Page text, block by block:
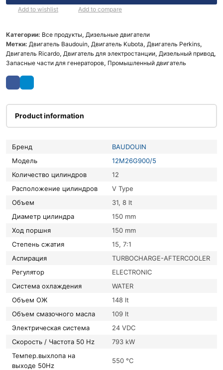
Add to wishlist Add to compare
Категории: Все продукты, Дизельные двигатели
Метки: Двигатель Baudouin, Двигатель Kubota, Двигатель Perkins,
Двигатель Ricardo, Двигатель для электростанции, Дизельный привод,
Запасные части для генераторов, Промышленный двигатель
Product information
Бренд
BAUDOUIN
Модель
12M26G900/5
Количество цилиндров
12
Расположение цилиндров
V Type
Объем
31, 8 lt
Диаметр цилиндра
150 mm
Ход поршня
150 mm
Степень сжатия
15, 7:1
Аспирация
TURBOCHARGE-AFTERCOOLER
Регулятор
ELECTRONIC
Система охлаждения
WATER
Объем ОЖ
148 lt
Объем смазочного масла
109 lt
Электрическая система
24 VDC
Скорость / Частота 50 Hz
793 kW
Темпер.выхлопа на
выходе 50Hz
550 °C